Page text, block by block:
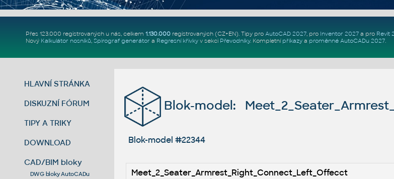
Přes 123.000 registrovaných u nás, celkem 1.130.000registrovaných (CZ+EN). Tipy pro AutoCAD 2027, pro Inventor 2027a pro Revit
Nový Kalkulátor nosníků, Spirograf generátor a Regresní křivkyv sekci Převodníky. Kompletní příkazya proměnné AutoCADu 2027.
HLAVNÍ STRÁNKA
DISKUZNÍ FÓRUM
TIPY A TRIKY
DOWNLOAD
CAD/BIM bloky
DWG bloky AutoCADu
Blok-model:
Blok-model #22344
Meet_2_Seater_Armrest_Right_Connect_Left_Offecct